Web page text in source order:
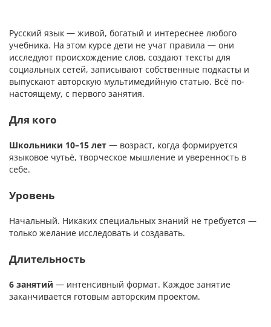
Русский язык — живой, богатый и интереснее любого
учебника. На этом курсе дети не учат правила — они
исследуют происхождение слов, создают тексты для
социальных сетей, записывают собственные подкасты и
выпускают авторскую мультимедийную статью. Всё по-
настоящему, с первого занятия.
Для кого
Школьники 10–15 лет — возраст, когда формируется
языковое чутьё, творческое мышление и уверенность в
себе.
Уровень
Начальный. Никаких специальных знаний не требуется —
только желание исследовать и создавать.
Длительность
6 занятий — интенсивный формат. Каждое занятие
заканчивается готовым авторским проектом.